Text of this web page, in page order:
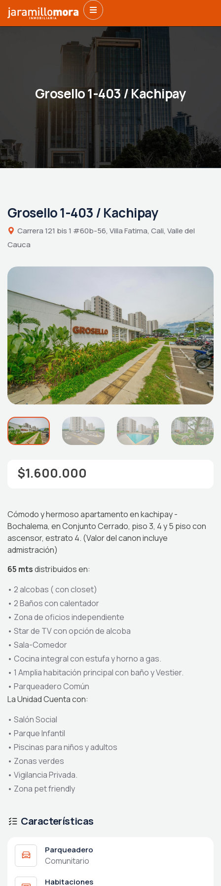
Grosello 1-403 / Kachipay
Grosello 1-403 / Kachipay
Carrera 121 bis 1 #60b-56, Villa Fatima, Cali, Valle del
Cauca
$1.600.000
Cómodo y hermoso apartamento en kachipay -
Bochalema, en Conjunto Cerrado, piso 3, 4 y 5 piso con
ascensor, estrato 4. (Valor del canon incluye
admistración)
65 mtsdistribuidos en:
• 2 alcobas ( con closet)
• 2 Baños con calentador
• Zona de oficios independiente
• Star de TV con opción de alcoba
• Sala-Comedor
• Cocina integral con estufa y horno a gas.
• 1 Amplia habitación principal con baño y Vestier.
• Parqueadero Común
La Unidad Cuenta con:
• Salón Social
• Parque Infantil
• Piscinas para niños y adultos
• Zonas verdes
• Vigilancia Privada.
• Zona pet friendly
Características
Parqueadero
Comunitario
Habitaciones